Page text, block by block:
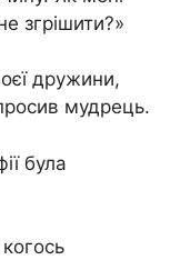
згрішити?»
дружини,
мудрець.
була